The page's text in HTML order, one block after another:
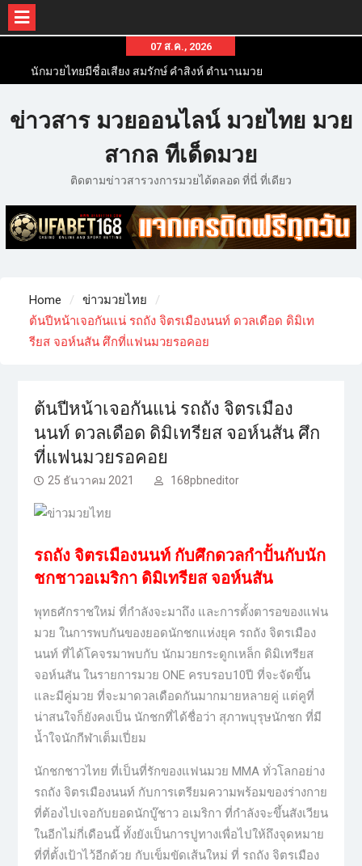
07 ส.ค., 2026
นักมวยไทยมีชื่อเสียง สมรักษ์ คำสิงห์ ตำนานมวย
นักมวยไทยชื่อดัง สุดยอดนักมวยไทยที่ดังไปทั่วโลก
ข่าวมวยไทยโครตฮอต เว็บข่าวมวยในทุกๆแวดวงมี
ข่าวสารวงการมวยมากมาย
ข่าวสาร มวยออนไลน์ มวยไทย มวย
สากล ทีเด็ดมวย
ติดตามข่าวสารวงการมวยได้ตลอด ที่นี่ ที่เดียว
Home
ข่าวมวยไทย
ต้นปีหน้าเจอกันแน่ รถถัง จิตรเมืองนนท์ ดวลเดือด ดิมิเท
รียส จอห์นสัน ศึกที่แฟนมวยรอคอย
ต้นปีหน้าเจอกันแน่ รถถัง จิตรเมือง
นนท์ ดวลเดือด ดิมิเทรียส จอห์นสัน ศึก
ที่แฟนมวยรอคอย
25 ธันวาคม 2021 168pbneditor
รถถัง จิตรเมืองนนท์ กับศึกดวลกำปั้นกับนัก
ชกชาวอเมริกา ดิมิเทรียส จอห์นสัน
พุทธศักราชใหม่ ที่กำลังจะมาถึง และการตั้งตารอของแฟน
มวย ในการพบกันของยอดนักชกแห่งยุค รถถัง จิตรเมือง
นนท์ ที่ได้โคจรมาพบกับ นักมวยกระดูกเหล็ก ดิมิเทรียส
จอห์นสัน ในรายการมวย ONE ครบรอบ10ปี ที่จะจัดขึ้น
และมีคู่มวย ที่จะมาดวลเดือดกันมากมายหลายคู่ แต่คูที่
น่าสนใจก็ยังคงเป็น นักชกที่ได้ชื่อว่า สุภาพบุรุษนักชก ที่มี
น้ำใจนักกีฬาเต็มเปี่ยม
นักชกชาวไทย ที่เป็นที่รักของแฟนมวย MMA ทั่วโลกอย่าง
รถถัง จิตรเมืองนนท์ กับการเตรียมความพร้อมของร่างกาย
ที่ต้องไปเจอกับยอดนักบู๊ชาว อเมริกา ที่กำลังจะขึ้นสังเวียน
ในอีกไม่กี่เดือนนี้ ทั้งยังเป็นการปูทางเพื่อไปให้ถึงจุดหมาย
ที่ที่ตั้งเป้าไว้อีกด้วย กับเข็มขัดเส้นใหม่ ที่ รถถัง จิตรเมือง